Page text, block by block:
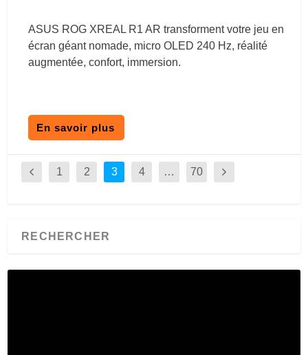
ASUS ROG XREAL R1 AR transforment votre jeu en
écran géant nomade, micro OLED 240 Hz, réalité
augmentée, confort, immersion.
En savoir plus
1 2 3 4 … 70